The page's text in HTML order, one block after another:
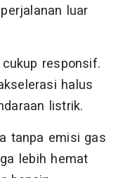
luar
responsif.
halus
listrik.
tanpa emisi gas
lebih hemat